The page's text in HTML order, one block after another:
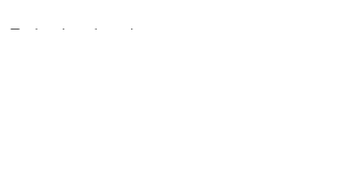
Todos los derechos reservaos